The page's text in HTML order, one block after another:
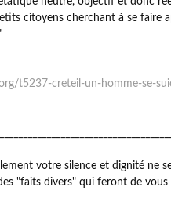
citoyens cherchant à se faire
t5237-creteil-un-homme-se-
votre silence et dignité ne
"faits divers" qui feront de